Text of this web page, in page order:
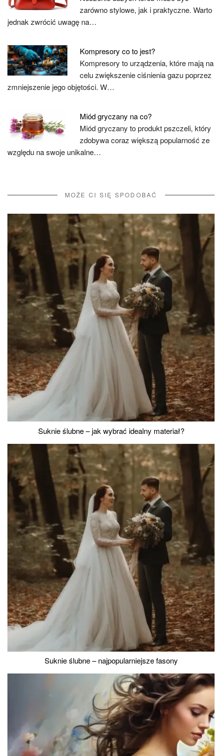
zarówno stylowe, jak i praktyczne. Warto
jednak zwrócić uwagę na…
Kompresory co to jest?
Kompresory to urządzenia, które mają na
celu zwiększenie ciśnienia gazu poprzez
zmniejszenie jego objętości. W…
Miód gryczany na co?
Miód gryczany to produkt pszczeli, który
zdobywa coraz większą popularność ze
względu na swoje unikalne…
MOŻE CI SIĘ SPODOBAĆ
Suknie ślubne – jak wybrać idealny materiał?
Suknie ślubne – najpopularniejsze fasony